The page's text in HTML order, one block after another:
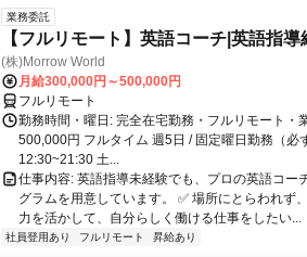
業務委託
【フルリモート】英語コーチ|英語指導
(株)Morrow World
月給300,000円～500,000円
フルリモート
勤務時間・曜日: 完全在宅勤務・フルリモート・
500,000円 フルタイム 週5日 / 固定曜日勤務（必
12:30~21:30 土...
仕事内容: 英語指導未経験でも、プロの英語コー
グラムを用意しています。 ✅ 場所にとらわれず
力を活かして、自分らしく働ける仕事をしたい...
社員登用あり フルリモート 昇給あり